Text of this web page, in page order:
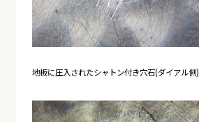
地板に圧入されたシャトン付き穴石(ダイアル側)